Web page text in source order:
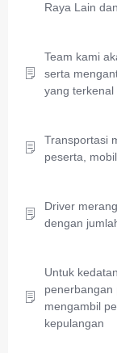
Raya Lain
Team kami
serta
yang terkenal
Transportasi
peserta,
Driver
dengan
Untuk
penerbangan
mengambil
kepulangan